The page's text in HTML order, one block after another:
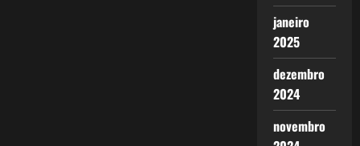
janeiro
2025
dezembro
2024
novembro